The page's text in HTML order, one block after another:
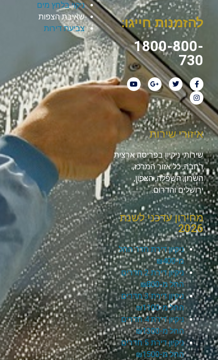
להזמנות חייגו:
1800-800-
730
ניקוי בלחץ מים
שאיבת הצפות
צביעת דירות
איזורי שירות
שירותי ניקיון בפריסה ארצית
רחבה, כל אזור המרכז,
השרון, השפלה, הצפון,
ירושלים והדרום.
מחירון עדכני לשנת
2026
ניקיון דירת חדר החל
מ-₪400
ניקיון דירת 2 חדרים
החל מ-₪800
ניקיון דירת 3 חדרים
החל מ-₪1100
ניקיון דירת 4 חדרים
החל מ-₪1300
ניקיון דירת 5 חדרים
החל מ-₪1500